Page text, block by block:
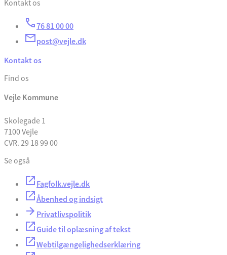
Kontakt os
76 81 00 00
post@vejle.dk
Kontakt os
Find os
Vejle Kommune
Skolegade 1
7100 Vejle
CVR. 29 18 99 00
Se også
Fagfolk.vejle.dk
Åbenhed og indsigt
Privatlivspolitik
Guide til oplæsning af tekst
Webtilgængelighedserklæring